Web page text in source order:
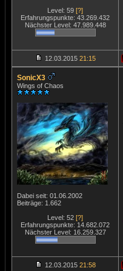
Level: 59 [?]
Erfahrungspunkte: 43.269.432
Nächster Level: 47.989.448
12.03.2015 21:15
SonicX3
Wings of Chaos
Dabei seit: 01.06.2002
Beiträge: 1.662
Level: 52 [?]
Erfahrungspunkte: 14.682.072
Nächster Level: 16.259.327
12.03.2015 21:58